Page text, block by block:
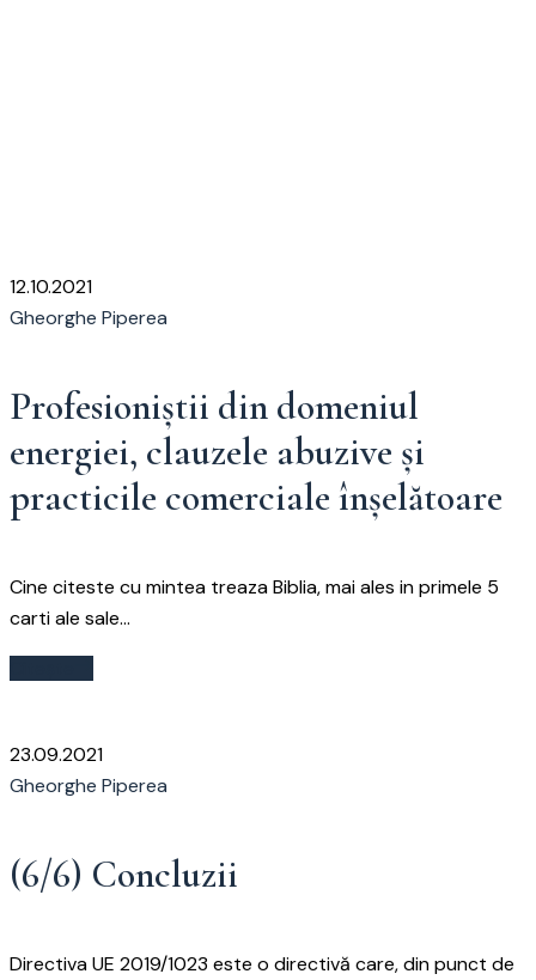
12.10.2021
Gheorghe Piperea
Profesioniștii din domeniul
energiei, clauzele abuzive și
practicile comerciale înșelătoare
Cine citeste cu mintea treaza Biblia, mai ales in primele 5
carti ale sale...
23.09.2021
Gheorghe Piperea
(6/6) Concluzii
Directiva UE 2019/1023 este o directivă care, din punct de